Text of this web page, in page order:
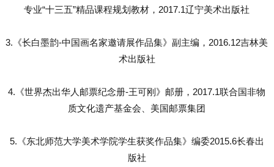
专业“十三五”精品课程规划教材，2017.1辽宁美术出版社
3.《长白墨韵-中国画名家邀请展作品集》副主编，2016.12吉林美
术出版社
4.《世界杰出华人邮票纪念册-王可刚》邮册，2017.1联合国非物
质文化遗产基金会、美国邮票集团
5.《东北师范大学美术学院学生获奖作品集》编委2015.6长春出
版社